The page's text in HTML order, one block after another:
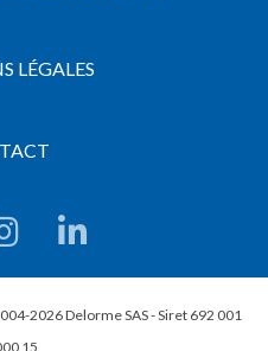
LÉGALES
2026 Delorme SAS - Siret 692 001
15